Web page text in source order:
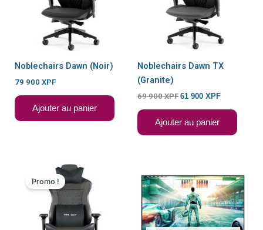
Noblechairs Dawn (Noir)
79 900 XPF
Ajouter au panier
Noblechairs Dawn TX
(Granite)
69 900XPF 61 900 XPF
Ajouter au panier
Promo !
Le
prix
initial
était :
99
900 XPF.
900 XPF.